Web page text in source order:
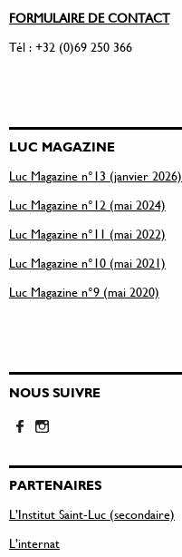
FORMULAIRE DE CONTACT
Tél : +32 (0)69 250 366
LUC MAGAZINE
Luc Magazine n°13 (janvier 2026)
Luc Magazine n°12 (mai 2024)
Luc Magazine n°11 (mai 2022)
Luc Magazine n°10 (mai 2021)
Luc Magazine n°9 (mai 2020)
NOUS SUIVRE
PARTENAIRES
L’Institut Saint-Luc (secondaire)
L’internat